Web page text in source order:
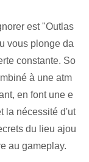
est "Outlas
vous plonge da
constante. So
à une atm
en font une e
la nécessité d'ut
du lieu ajou
au gameplay.